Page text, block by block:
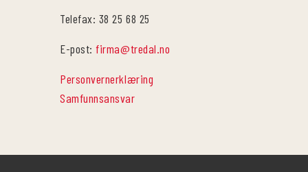
Telefax: 38 25 68 25
E-post:firma@tredal.no
Personvernerklæring
Samfunnsansvar